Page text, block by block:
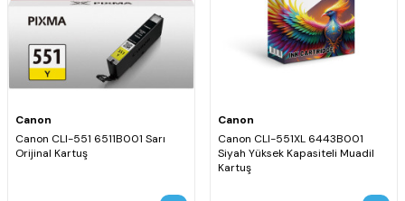
Canon
Canon CLI-551 6511B001 Sarı
Orijinal Kartuş
Canon
Canon CLI-551XL 6443B001
Siyah Yüksek Kapasiteli Muadil
Kartuş